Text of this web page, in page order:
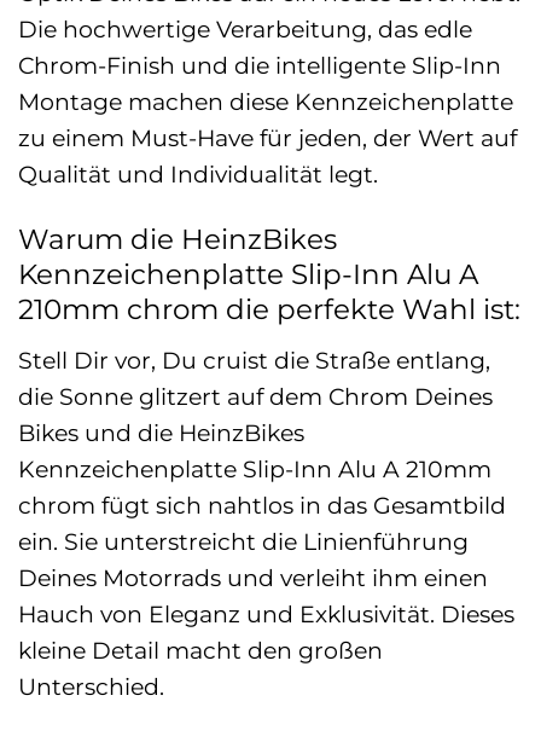
Die hochwertige Verarbeitung, das edle
Chrom-Finish und die intelligente Slip-Inn
Montage machen diese Kennzeichenplatte
zu einem Must-Have für jeden, der Wert auf
Qualität und Individualität legt.
Warum die HeinzBikes
Kennzeichenplatte Slip-Inn Alu A
210mm chrom die perfekte Wahl ist:
Stell Dir vor, Du cruist die Straße entlang,
die Sonne glitzert auf dem Chrom Deines
Bikes und die HeinzBikes
Kennzeichenplatte Slip-Inn Alu A 210mm
chrom fügt sich nahtlos in das Gesamtbild
ein. Sie unterstreicht die Linienführung
Deines Motorrads und verleiht ihm einen
Hauch von Eleganz und Exklusivität. Dieses
kleine Detail macht den großen
Unterschied.